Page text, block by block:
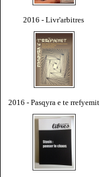
2016 - Livr'arbitres
2016 - Pasqyra e te rrefyemit